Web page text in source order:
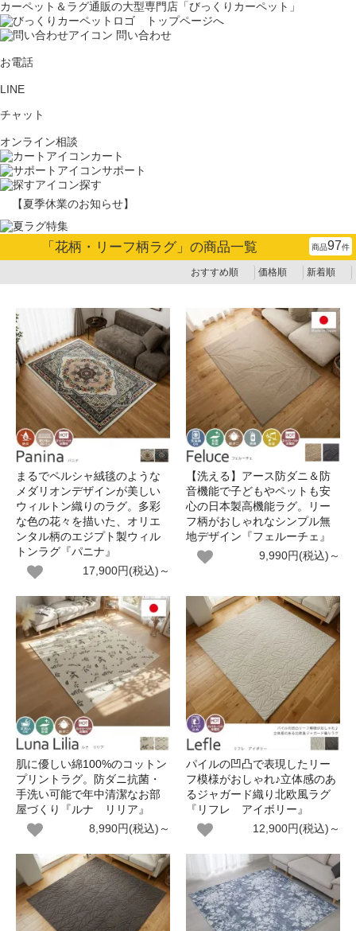
カーペット＆ラグ通販の大型専門店「びっくりカーペット」
問い合わせ
お電話
LINE
チャット
オンライン相談
カート
サポート
探す
【夏季休業のお知らせ】
「 花柄・リーフ柄ラグ 」の商品一覧 商品97件
おすすめ順 価格順 新着順
まるでペルシャ絨毯のような
メダリオンデザインが美しい
ウィルトン織りのラグ。多彩
な色の花々を描いた、オリエ
ンタル柄のエジプト製ウィル
トンラグ『パニナ』
17,900円(税込)～
【洗える】アース防ダニ＆防
音機能で子どもやペットも安
心の日本製高機能ラグ。リー
フ柄がおしゃれなシンプル無
地デザイン『フェルーチェ』
9,990円(税込)～
肌に優しい綿100%のコットン
プリントラグ。防ダニ抗菌・
手洗い可能で年中清潔なお部
屋づくり『ルナ リリア』
8,990円(税込)～
パイルの凹凸で表現したリー
フ模様がおしゃれ♪立体感のあ
るジャガード織り北欧風ラグ
『リフレ アイボリー』
12,900円(税込)～